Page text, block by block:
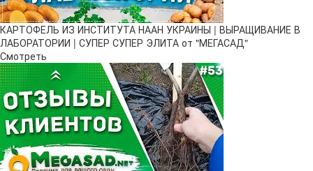
КАРТОФЕЛЬ ИЗ ИНСТИТУТА НААН УКРАИНЫ | ВЫРАЩИВАНИЕ В
ЛАБОРАТОРИИ | СУПЕР СУПЕР ЭЛИТА от "МЕГАСАД"
Смотреть